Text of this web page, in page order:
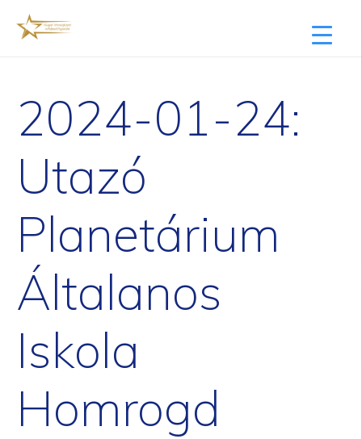
2024-01-24:
Utazó
Planetárium
Általanos
Iskola
Homrogd